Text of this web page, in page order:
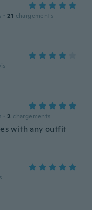
· 21 chargements
· 2 chargements
with any outfit